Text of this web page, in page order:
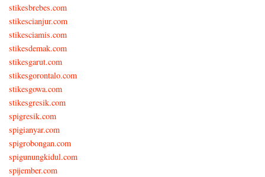
stikesbrebes.com
stikescianjur.com
stikesciamis.com
stikesdemak.com
stikesgarut.com
stikesgorontalo.com
stikesgowa.com
stikesgresik.com
spigresik.com
spigianyar.com
spigrobongan.com
spigunungkidul.com
spijember.com